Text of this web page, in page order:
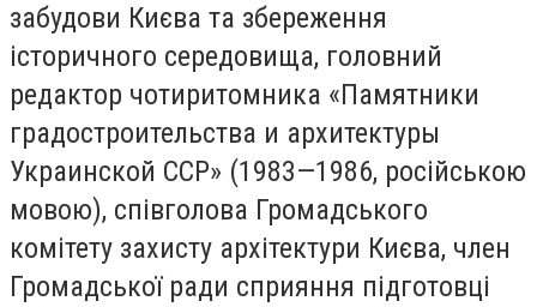
забудови Києва та збереження
історичного середовища, головний
редактор чотиритомника «Памятники
градостроительства и архитектуры
Украинской ССР» (1983—1986, російською
мовою), співголова Громадського
комітету захисту архітектури Києва, член
Громадської ради сприяння підготовці